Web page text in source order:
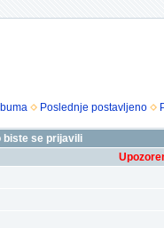
Poslednje postavljeno
biste se prijavili